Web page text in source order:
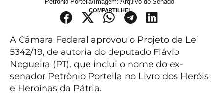
Petrônio Portella/Imagem: Arquivo do Senado
COMPARTILHE!
A Câmara Federal aprovou o Projeto de Lei
5342/19, de autoria do deputado Flávio
Nogueira (PT), que inclui o nome do ex-
senador Petrônio Portella no Livro dos Heróis
e Heroínas da Pátria.